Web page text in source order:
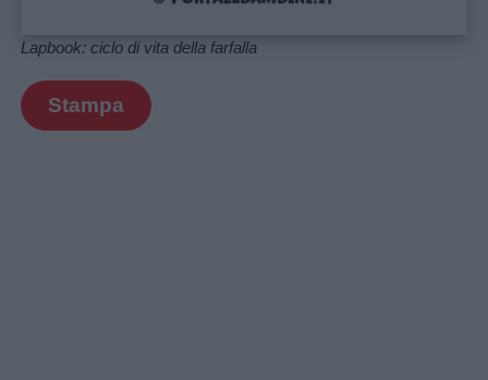
Chi
siamo
Lapbook: ciclo di vita della farfalla
Stampa